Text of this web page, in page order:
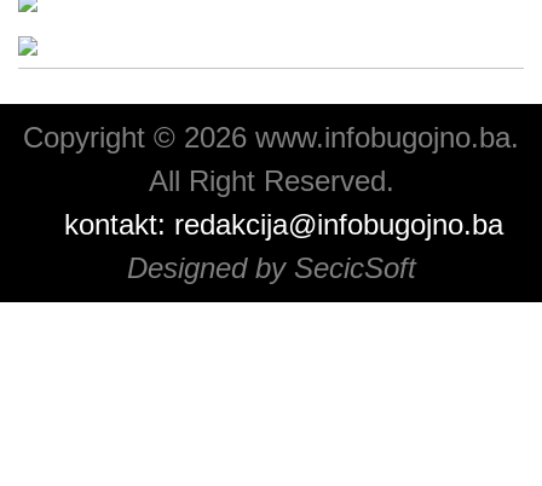
Copyright © 2026 www.infobugojno.ba.
All Right Reserved.
kontakt: redakcija@infobugojno.ba
Designed by SecicSoft